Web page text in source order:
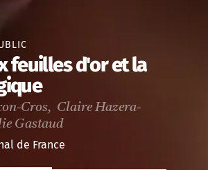
feuilles d'or et la
Cros, Claire Hazera-
Gastaud
de France